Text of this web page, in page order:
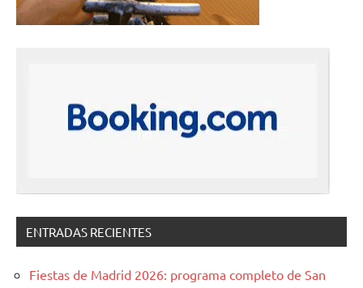
ENTRADAS RECIENTES
Fiestas de Madrid 2026: programa completo de San